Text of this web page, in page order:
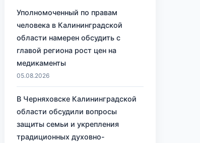
Уполномоченный по правам
человека в Калининградской
области намерен обсудить с
главой региона рост цен на
медикаменты
05.08.2026
В Черняховске Калининградской
области обсудили вопросы
защиты семьи и укрепления
традиционных духовно-